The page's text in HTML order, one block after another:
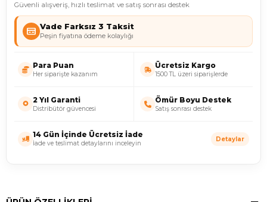
Güvenli alışveriş, hızlı teslimat ve satış sonrası destek
Vade Farksız 3 Taksit
Peşin fiyatına ödeme kolaylığı
Para Puan
Her siparişte kazanım
Ücretsiz Kargo
1500 TL üzeri siparişlerde
2 Yıl Garanti
Distribütör güvencesi
Ömür Boyu Destek
Satış sonrası destek
14 Gün İçinde Ücretsiz İade
İade ve teslimat detaylarını inceleyin
Detaylar